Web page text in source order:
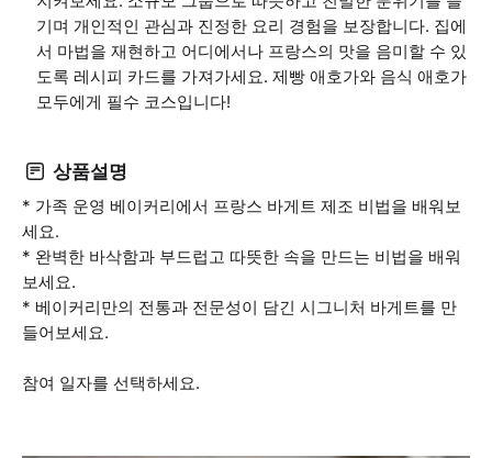
기며 개인적인 관심과 진정한 요리 경험을 보장합니다. 집에
서 마법을 재현하고 어디에서나 프랑스의 맛을 음미할 수 있
도록 레시피 카드를 가져가세요. 제빵 애호가와 음식 애호가
모두에게 필수 코스입니다!
상품설명
* 가족 운영 베이커리에서 프랑스 바게트 제조 비법을 배워보
세요.
* 완벽한 바삭함과 부드럽고 따뜻한 속을 만드는 비법을 배워
보세요.
* 베이커리만의 전통과 전문성이 담긴 시그니처 바게트를 만
들어보세요.
참여 일자를 선택하세요.